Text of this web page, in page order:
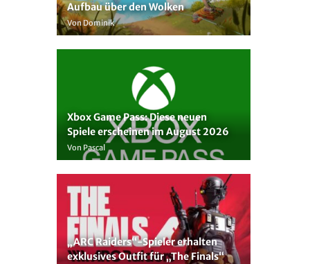
Aufbau über den Wolken
Von Dominik
Xbox Game Pass: Diese neuen
Spiele erscheinen im August 2026
Von Pascal
„ARC Raiders“-Spieler erhalten
exklusives Outfit für „The Finals“